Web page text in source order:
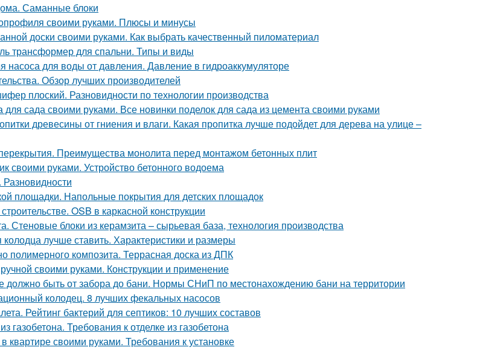
Саманные блоки
своими руками. Плюсы и минусы
доски своими руками. Как выбрать качественный пиломатериал
трансформер для спальни. Типы и виды
насоса для воды от давления. Давление в гидроаккумуляторе
Обзор лучших производителей
плоский. Разновидности по технологии производства
для сада своими руками. Все новинки поделок для сада из цемента своими руками
древесины от гниения и влаги. Какая пропитка лучше подойдет для дерева на улице –
Преимущества монолита перед монтажом бетонных плит
своими руками. Устройство бетонного водоема
Разновидности
площадки. Напольные покрытия для детских площадок
OSB в каркасной конструкции
Стеновые блоки из керамзита – сырьевая база, технология производства
колодца лучше ставить. Характеристики и размеры
полимерного композита. Террасная доска из ДПК
своими руками. Конструкции и применение
должно быть от забора до бани. Нормы СНиП по местонахождению бани на территории
колодец. 8 лучших фекальных насосов
Рейтинг бактерий для септиков: 10 лучших составов
газобетона. Требования к отделке из газобетона
квартире своими руками. Требования к установке